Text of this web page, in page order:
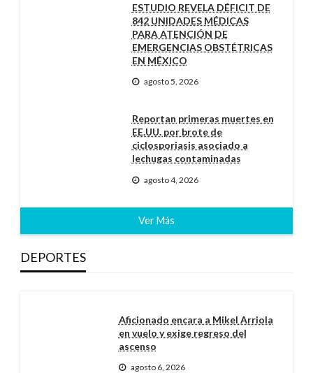
ESTUDIO REVELA DÉFICIT DE
842 UNIDADES MÉDICAS
PARA ATENCIÓN DE
EMERGENCIAS OBSTÉTRICAS
EN MÉXICO
agosto 5, 2026
Reportan primeras muertes en
EE.UU. por brote de
ciclosporiasis asociado a
lechugas contaminadas
agosto 4, 2026
Ver Más
DEPORTES
Aficionado encara a Mikel Arriola
en vuelo y exige regreso del
ascenso
agosto 6, 2026